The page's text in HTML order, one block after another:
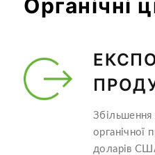
Органічні
Збільшення
органічної
доларів